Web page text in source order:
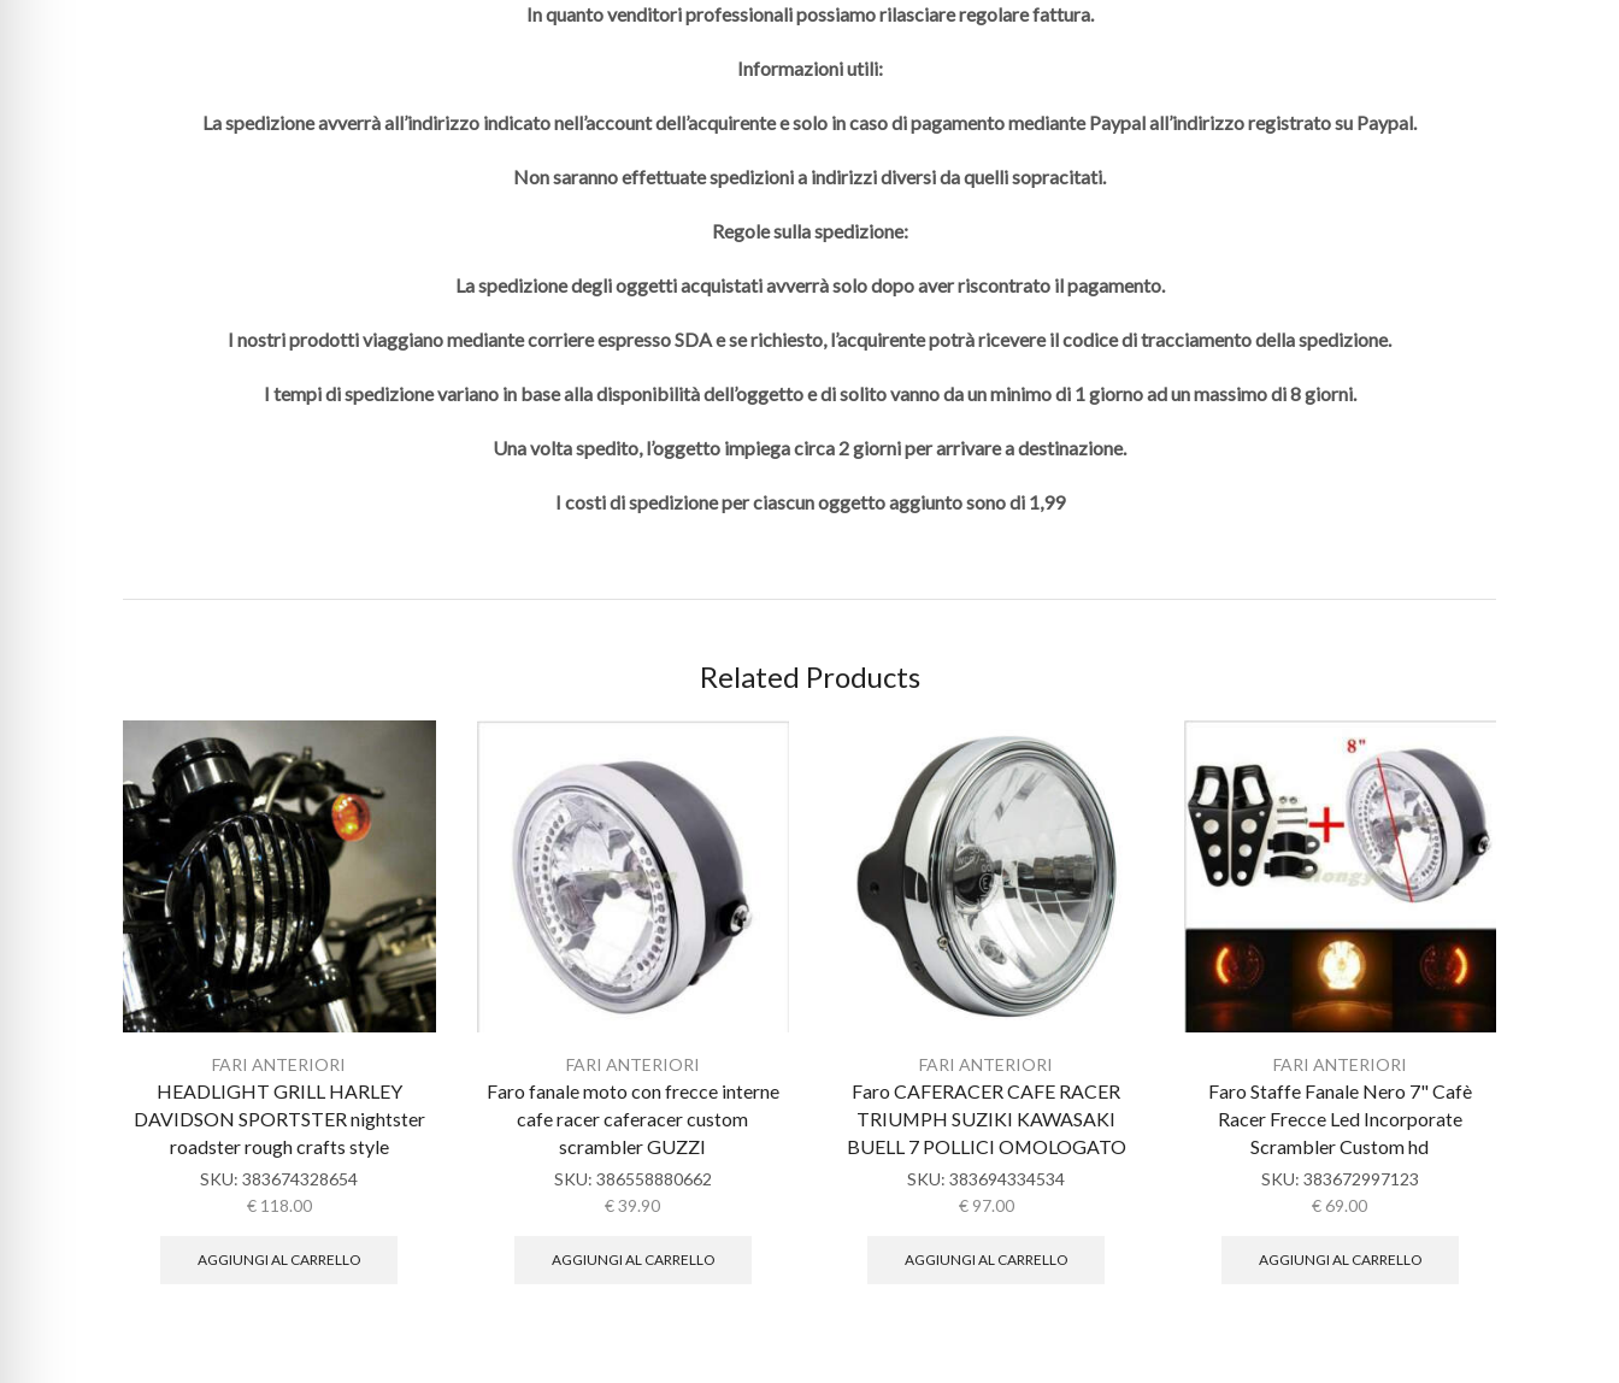
In quanto venditori professionali possiamo rilasciare regolare fattura.
Informazioni utili:
La spedizione avverrà all’indirizzo indicato nell’account dell’acquirente e solo in caso di pagamento mediante Paypal all’indirizzo registrato su Paypal.
Non saranno effettuate spedizioni a indirizzi diversi da quelli sopracitati.
Regole sulla spedizione:
La spedizione degli oggetti acquistati avverrà solo dopo aver riscontrato il pagamento.
I nostri prodotti viaggiano mediante corriere espresso SDA e se richiesto, l’acquirente potrà ricevere il codice di tracciamento della spedizione.
I tempi di spedizione variano in base alla disponibilità dell’oggetto e di solito vanno da un minimo di 1 giorno ad un massimo di 8 giorni.
Una volta spedito, l’oggetto impiega circa 2 giorni per arrivare a destinazione.
I costi di spedizione per ciascun oggetto aggiunto sono di 1,99
Related Products
FARI ANTERIORI
HEADLIGHT GRILL HARLEY
DAVIDSON SPORTSTER nightster
roadster rough crafts style
SKU:383674328654
€118.00
AGGIUNGI AL CARRELLO
FARI ANTERIORI
Faro fanale moto con frecce interne
cafe racer caferacer custom
scrambler GUZZI
SKU: 386558880662
€39.90
AGGIUNGI AL CARRELLO
FARI ANTERIORI
Faro CAFERACER CAFE RACER
TRIUMPH SUZIKI KAWASAKI
BUELL 7 POLLICI OMOLOGATO
SKU:383694334534
€97.00
AGGIUNGI AL CARRELLO
FARI ANTERIORI
Faro Staffe Fanale Nero 7" Cafè
Racer Frecce Led Incorporate
Scrambler Custom hd
SKU: 383672997123
€69.00
AGGIUNGI AL CARRELLO